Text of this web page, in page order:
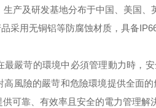
产及研发基地分布于中国、美国
采用无铜铝等防腐蚀材质，具备
最嚴苛的環境中必須管理動力時，
風險的嚴苛和危險環境提供全面
可靠、有效率且安全的電力管理解